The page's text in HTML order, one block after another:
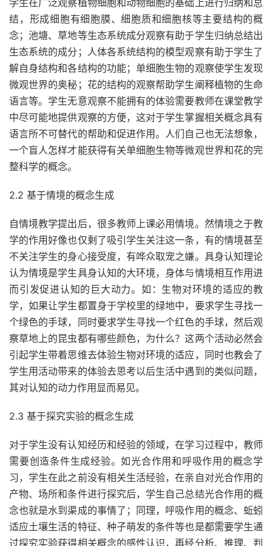
学生在广泛观察植物细胞和动物细胞的基础上进行归纳和总
结，形成细胞有细胞膜、细胞质和细胞核等主要结构的概
念；池塘、草地等生态系统成分观察有助于学生归纳总结出
生态系统的成分；人体各系统结构的模型观察有助于学生了
解自身结构和各结构的功能；单细胞生物的观察使学生发现
微观世界的奥秘；花的结构的观察帮助学生阐释植物的生命
语言等。学生无意观察不能拥有的体验需要教师在课堂教学
中尽可能地提供观察的方便，这对于学生掌握相关概念具有
语言所不可替代的帮助和促进作用。人们自己也无法想象，
一个盲人怎样才能获得有关单细胞生物等微观世界和花的完
整科学的概念。
2.2 基于情境的概念生成
自情境教学提出后，很多教师上课必用情境。然情境之于教
学的作用好像也仅剩了吸引学生关注这一条，有的情境甚至
不关注学生的身心接受度，有哗众取宠之嫌。具身认知理论
认为情境是学生具身认知的大环境，身体与情境相互作用进
而引发促进认知的巨大动力。如：生物对环境的适应的教
学，如果让学生都置身于学校里的绿地中，要求学生寻找一
个绿色的手球，同时要求学生寻找一个红色的手球，然后观
察草地上的昆虫都有哪些颜色，为什么？这两个活动必然会
引起学生带着思维去体验生物对环境的适应，同时也教会了
学生用活动带来的体验去思考以后生活中遇到的类似问题，
其对认知的动力作用显而易见。
2.3 基于探究实验的概念生成
对于学生没有认知经历和经验的领域，在学习过程中，教师
需要创造条件生成经验。如光合作用和呼吸作用的概念学
习，学生在此之前没有相关生活经验，在亲自对光合作用的
产物、场所和条件进行探究后，学生自己总结光合作用的概
念也就是水到渠成的事情了；同理，呼吸作用的概念、蚯蚓
适应土壤生活的特征、种子萌发的条件等也是都需要学生通
过探究实验获得相关概念的感性认识，再经分析、推理、判